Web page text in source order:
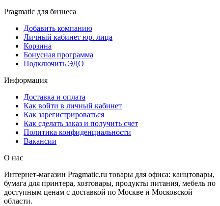
Pragmatic для бизнеса
Добавить компанию
Личный кабинет юр. лица
Корзина
Бонусная программа
Подключить ЭДО
Информация
Доставка и оплата
Как войти в личный кабинет
Как зарегистрироваться
Как сделать заказ и получить счет
Политика конфиденциальности
Вакансии
О нас
Интернет-магазин Pragmatic.ru товары для офиса: канцтовары,
бумага для принтера, хозтовары, продукты питания, мебель по
доступным ценам с доставкой по Москве и Московской
области.